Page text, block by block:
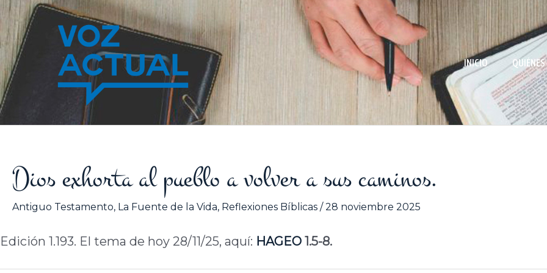
contenido
INICIO
Dios exhorta al pueblo a volver a sus caminos.
Antiguo Testamento, La Fuente de la Vida, Reflexiones Bíblicas /28 noviembre 2025
Edición 1.193. El tema de hoy 28/11/25, aquí: HAGEO 1.5-8.